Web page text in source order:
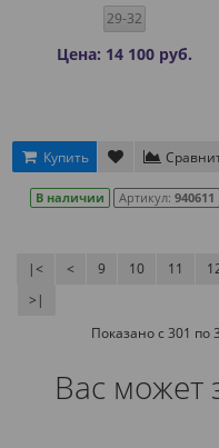
29-32
Цена: 14 100 руб.
Купить
В наличии Артикул: 940611
|< < 9 10 11
>|
Показано с 301 по
Вас может